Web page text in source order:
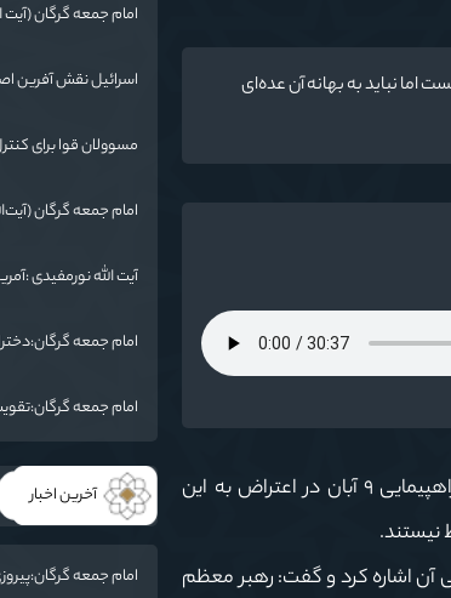
نباید به بهانه آن عده‌ای
آیت‌الله سیدکاظم نورمفیدی در خطبه‌های نماز جمعه امروز گرگان اظهار داشت: حضور مردم در راهپیمایی ۹ آبان در اعتراض به این
نیستند.
آن اشاره کرد و گفت: رهبر معظم
امام جمعه گرگان
خراسان زیاد شد
اسرائیل نقش آفرین
مسوولان قوا برای
امام جمعه گرگان
است
آیت الله نورمفیدی
امام جمعه
مقاومت بود
امام جمعه
آخرین اخبار
امام جمعه